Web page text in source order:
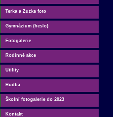
Terka a Zuzka foto
Gymnázium (heslo)
Fotogalerie
Rodinné akce
Utility
Hudba
Školní fotogalerie do 2023
Kontakt